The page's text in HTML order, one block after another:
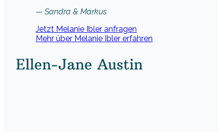
— Sandra & Markus
Jetzt Melanie Ibler anfragen
Mehr über Melanie Ibler erfahren
Ellen-Jane Austin